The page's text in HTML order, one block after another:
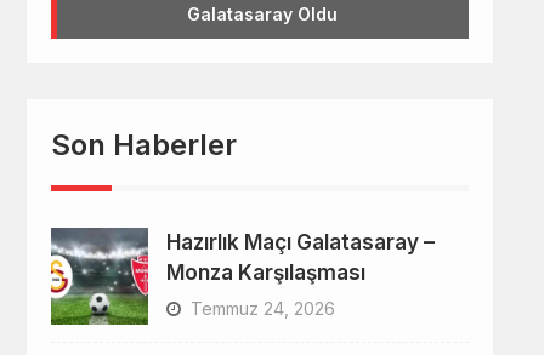
Galatasaray Oldu
Son Haberler
Hazırlık Maçı Galatasaray –
Monza Karşılaşması
Temmuz 24, 2026